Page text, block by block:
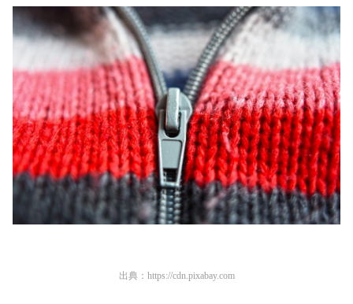
出典： https://cdn.pixabay.com